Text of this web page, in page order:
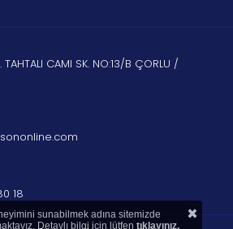
TAHTALI CAMI SK. NO:13/B ÇORLU /
18
sunabilmek adına sitemizde
Detaylı bilgi için lütfen tıklayınız. ×